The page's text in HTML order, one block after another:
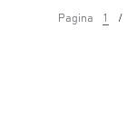
Pagina 1